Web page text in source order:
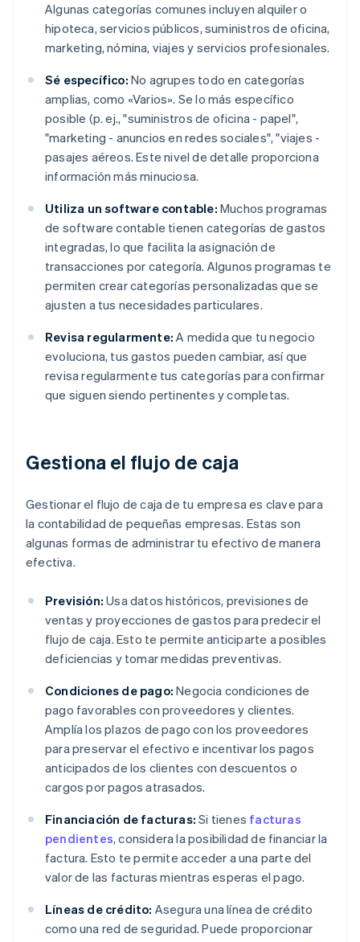
Algunas categorías comunes incluyen alquiler o
hipoteca, servicios públicos, suministros de oficina,
marketing, nómina, viajes y servicios profesionales.
Sé específico: No agrupes todo en categorías
amplias, como «Varios». Se lo más específico
posible (p. ej., "suministros de oficina - papel",
"marketing - anuncios en redes sociales", "viajes -
pasajes aéreos. Este nivel de detalle proporciona
información más minuciosa.
Utiliza un software contable: Muchos programas
de software contable tienen categorías de gastos
integradas, lo que facilita la asignación de
transacciones por categoría. Algunos programas te
permiten crear categorías personalizadas que se
ajusten a tus necesidades particulares.
Revisa regularmente: A medida que tu negocio
evoluciona, tus gastos pueden cambiar, así que
revisa regularmente tus categorías para confirmar
que siguen siendo pertinentes y completas.
Gestiona el flujo de caja
Gestionar el flujo de caja de tu empresa es clave para
la contabilidad de pequeñas empresas. Estas son
algunas formas de administrar tu efectivo de manera
efectiva.
Previsión: Usa datos históricos, previsiones de
ventas y proyecciones de gastos para predecir el
flujo de caja. Esto te permite anticiparte a posibles
deficiencias y tomar medidas preventivas.
Condiciones de pago: Negocia condiciones de
pago favorables con proveedores y clientes.
Amplía los plazos de pago con los proveedores
para preservar el efectivo e incentivar los pagos
anticipados de los clientes con descuentos o
cargos por pagos atrasados.
Financiación de facturas: Si tienes facturas
pendientes, considera la posibilidad de financiar la
factura. Esto te permite acceder a una parte del
valor de las facturas mientras esperas el pago.
Líneas de crédito: Asegura una línea de crédito
como una red de seguridad. Puede proporcionar